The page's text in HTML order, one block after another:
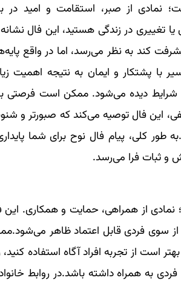
از صبر، استقامت و امید در
تغییری در زندگی هستید، این فال
کند به نظر می‌رسد، اما در واقع
پشتکار و ایمان به نتیجه اهمیت
شرایط دیده می‌شود. ممکن است فرصتی
این فال توصیه می‌کند که صبورتر و
طور کلی، پیام فال نوح برای شما
و ثبات فرا می‌رسد.
از همراهی، حمایت و همکاری. این
سوی فردی قابل اعتماد ظاهر
است از تجربه افراد آگاه استفاده کنید،
به همراه داشته باشد.در روابط